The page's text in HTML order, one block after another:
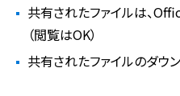
共有されたファイルは、
（閲覧はOK）
共有されたファイルのダウ